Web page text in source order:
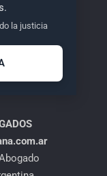
la justicia